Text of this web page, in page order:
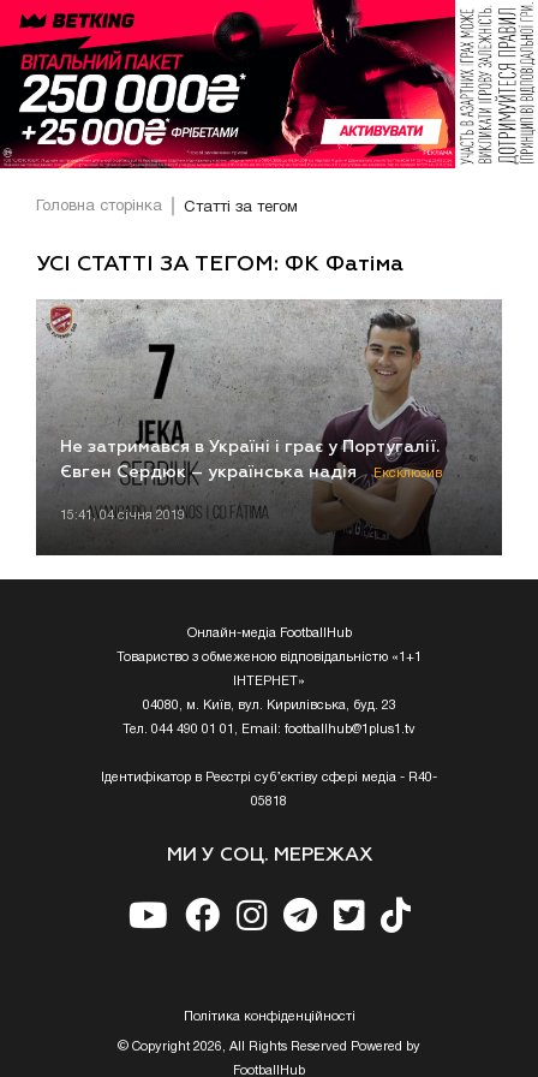
Головна сторінка Статті за тегом
УСІ СТАТТІ ЗА ТЕГОМ: ФК Фатіма
Не затримався в Україні і грає у Португалії.
Євген Сердюк – українська надія
Ексклюзив
15:41, 04 січня 2019
Онлайн-медіа FootballHub
Товариство з обмеженою відповідальністю «1+1
ІНТЕРНЕТ»
04080, м. Київ, вул. Кирилівська, буд. 23
Тел. 044 490 01 01, Email: footballhub@1plus1.tv
Ідентифікатор в Реєстрі суб’єктіву сфері медіа - R40-
05818
МИ У СОЦ. МЕРЕЖАХ
Полiтика конфiденцiйностi
© Copyright 2026, All Rights Reserved Powered by
FootballHub